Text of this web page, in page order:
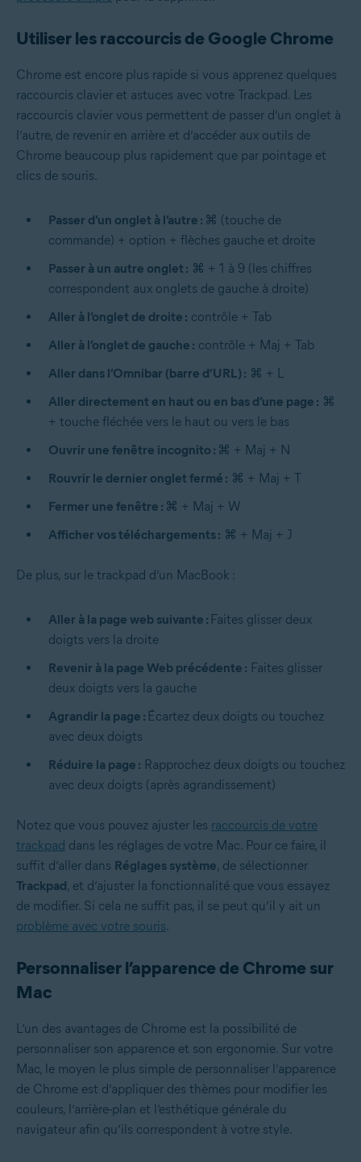
Utiliser les raccourcis de Google Chrome
Chrome est encore plus rapide si vous apprenez quelques
raccourcis clavier et astuces avec votre Trackpad. Les
raccourcis clavier vous permettent de passer d’un onglet à
l’autre, de revenir en arrière et d’accéder aux outils de
Chrome beaucoup plus rapidement que par pointage et
clics de souris.
Passer d’un onglet à l’autre : ⌘ (touche de
commande) + option + flèches gauche et droite
Passer à un autre onglet : ⌘ + 1 à 9 (les chiffres
correspondent aux onglets de gauche à droite)
Aller à l’onglet de droite : contrôle + Tab
Aller à l’onglet de gauche : contrôle + Maj + Tab
Aller dans l’Omnibar (barre d’URL) : ⌘ + L
Aller directement en haut ou en bas d’une page : ⌘
+ touche fléchée vers le haut ou vers le bas
Ouvrir une fenêtre incognito : ⌘ + Maj + N
Rouvrir le dernier onglet fermé : ⌘ + Maj + T
Fermer une fenêtre : ⌘ + Maj + W
Afficher vos téléchargements : ⌘ + Maj + J
De plus, sur le trackpad d’un MacBook :
Aller à la page web suivante : Faites glisser deux
doigts vers la droite
Revenir à la page Web précédente : Faites glisser
deux doigts vers la gauche
Agrandir la page : Écartez deux doigts ou touchez
avec deux doigts
Réduire la page : Rapprochez deux doigts ou touchez
avec deux doigts (après agrandissement)
Notez que vous pouvez ajuster les raccourcis de votre
trackpad dans les réglages de votre Mac. Pour ce faire, il
suffit d’aller dans Réglages système, de sélectionner
Trackpad, et d’ajuster la fonctionnalité que vous essayez
de modifier. Si cela ne suffit pas, il se peut qu’il y ait un
problème avec votre souris.
Personnaliser l’apparence de Chrome sur
Mac
L’un des avantages de Chrome est la possibilité de
personnaliser son apparence et son ergonomie. Sur votre
Mac, le moyen le plus simple de personnaliser l’apparence
de Chrome est d’appliquer des thèmes pour modifier les
couleurs, l’arrière-plan et l’esthétique générale du
navigateur afin qu’ils correspondent à votre style.